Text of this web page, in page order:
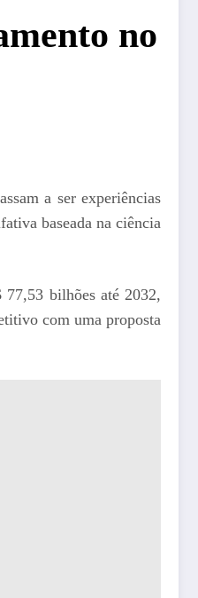
no
a ser experiências
baseada na ciência
bilhões até 2032,
com uma proposta